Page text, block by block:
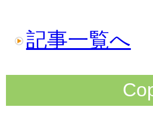
記事一覧へ